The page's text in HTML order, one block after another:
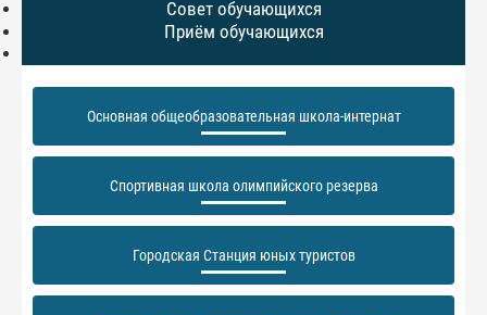
Совет обучающихся
Приём обучающихся
Основная общеобразовательная школа-интернат
Спортивная школа олимпийского резерва
Городская Станция юных туристов